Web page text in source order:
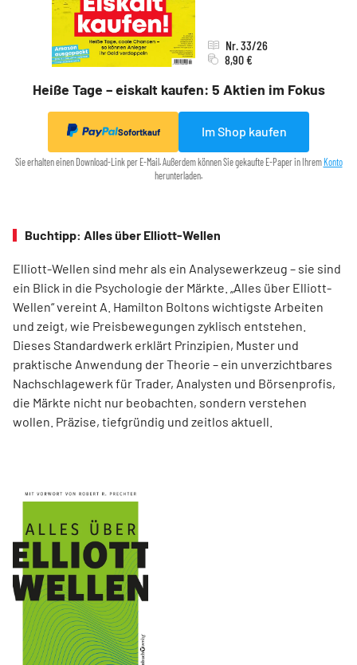
Heiße Tage – eiskalt kaufen: 5 Aktien im Fokus
Nr. 33/26
8,90 €
Sofortkauf Im Shop kaufen
Sie erhalten einen Download-Link per E-Mail. Außerdem können Sie gekaufte E-Paper in IhremKonto
herunterladen.
Buchtipp: Alles über Elliott-Wellen
Elliott-Wellen sind mehr als ein Analysewerkzeug – sie sind
ein Blick in die Psychologie der Märkte. „Alles über Elliott-
Wellen“ vereint A. Hamilton Boltons wichtigste Arbeiten
und zeigt, wie Preisbewegungen zyklisch entstehen.
Dieses Standardwerk erklärt Prinzipien, Muster und
praktische Anwendung der Theorie – ein unverzichtbares
Nachschlagewerk für Trader, Analysten und Börsenprofis,
die Märkte nicht nur beobachten, sondern verstehen
wollen. Präzise, tiefgründig und zeitlos aktuell.